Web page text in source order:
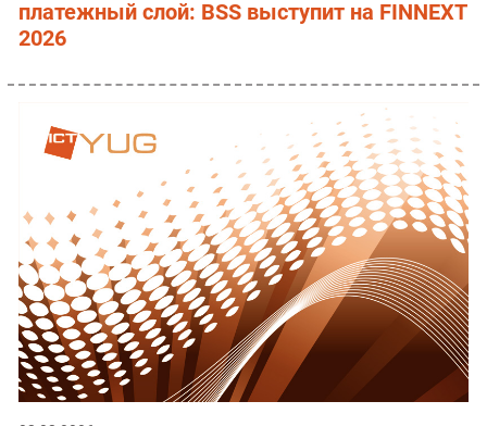
платежный слой: BSS выступит на FINNEXT
2026